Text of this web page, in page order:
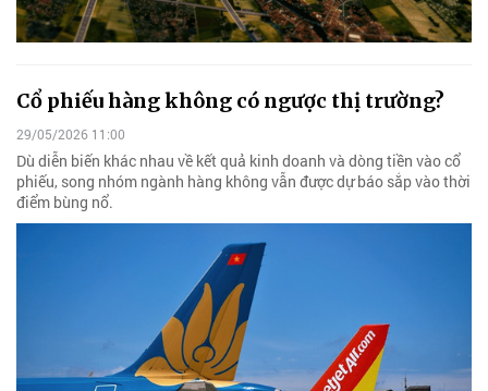
Cổ phiếu hàng không có ngược thị trường?
29/05/2026 11:00
Dù diễn biến khác nhau về kết quả kinh doanh và dòng tiền vào cổ
phiếu, song nhóm ngành hàng không vẫn được dự báo sắp vào thời
điểm bùng nổ.